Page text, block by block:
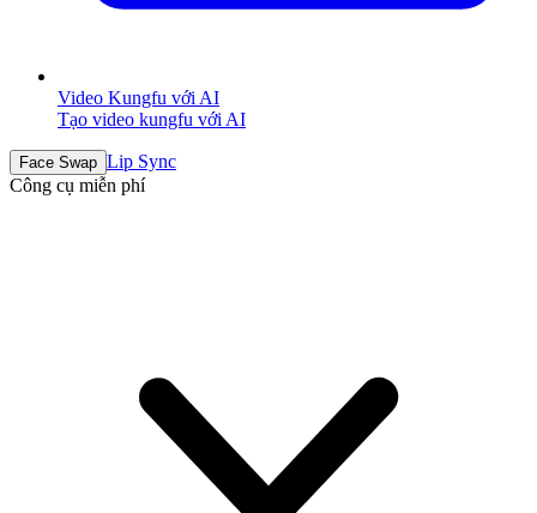
Video Kungfu với AI
Tạo video kungfu với AI
Face Swap Lip Sync
Công cụ miễn phí